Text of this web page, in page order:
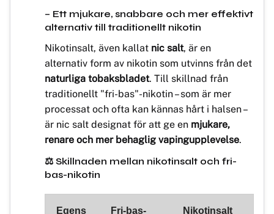
– Ett mjukare, snabbare och mer effektivt
alternativ till traditionellt nikotin
Nikotinsalt, även kallat nic salt, är en
alternativ form av nikotin som utvinns från det
naturliga tobaksbladet. Till skillnad från
traditionellt "fri-bas"-nikotin – som är mer
processat och ofta kan kännas hårt i halsen –
är nic salt designat för att ge en mjukare,
renare och mer behaglig vapingupplevelse.
⚖️ Skillnaden mellan nikotinsalt och fri-
bas-nikotin
Egens
Fri-bas-
Nikotinsalt